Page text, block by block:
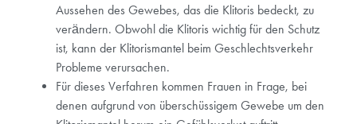
Aussehen des Gewebes, das die Klitoris bedeckt, zu
verändern. Obwohl die Klitoris wichtig für den Schutz
ist, kann der Klitorismantel beim Geschlechtsverkehr
Probleme verursachen.
Für dieses Verfahren kommen Frauen in Frage, bei
denen aufgrund von überschüssigem Gewebe um den